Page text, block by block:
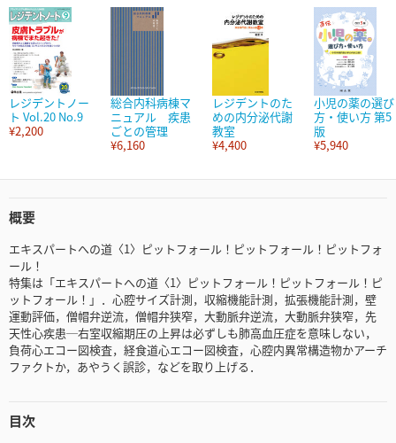
レジデントノー
ト Vol.20 No.9
¥2,200
総合内科病棟マ
ニュアル 疾患
ごとの管理
¥6,160
レジデントのた
めの内分泌代謝
教室
¥4,400
小児の薬の選び
方・使い方 第5
版
¥5,940
概要
エキスパートへの道〈1〉ピットフォール！ピットフォール！ピットフォ
ール！
特集は「エキスパートへの道〈1〉ピットフォール！ピットフォール！ピ
ットフォール！」．心腔サイズ計測，収縮機能計測，拡張機能計測，壁
運動評価，僧帽弁逆流，僧帽弁狭窄，大動脈弁逆流，大動脈弁狭窄，先
天性心疾患─右室収縮期圧の上昇は必ずしも肺高血圧症を意味しない，
負荷心エコー図検査，経食道心エコー図検査，心腔内異常構造物かアーチ
ファクトか，あやうく誤診，などを取り上げる．
目次